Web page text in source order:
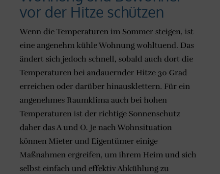
vor der Hitze schützen
Wenn die Temperaturen im Sommer steigen, ist
eine angenehm kühle Wohnung wohltuend. Das
ändert sich jedoch schnell, sobald auch dort die
Temperaturen bei andauernder Hitze 30 Grad
erreichen oder darüber hinausklettern. Für ein
angenehmes Raumklima auch bei hohen
Temperaturen ist der richtige Sonnenschutz
daher das A und O. Je nach Wohnsituation
können Mieter und Eigentümer einige
Maßnahmen ergreifen, um ihrem Heim und sich
selbst einfach und effektiv Abkühlung zu